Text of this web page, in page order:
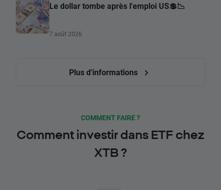
Le dollar tombe après l'emploi US💲📉
7 août 2026
Plus d'informations
COMMENT FAIRE ?
Comment investir dans ETF chez
XTB ?